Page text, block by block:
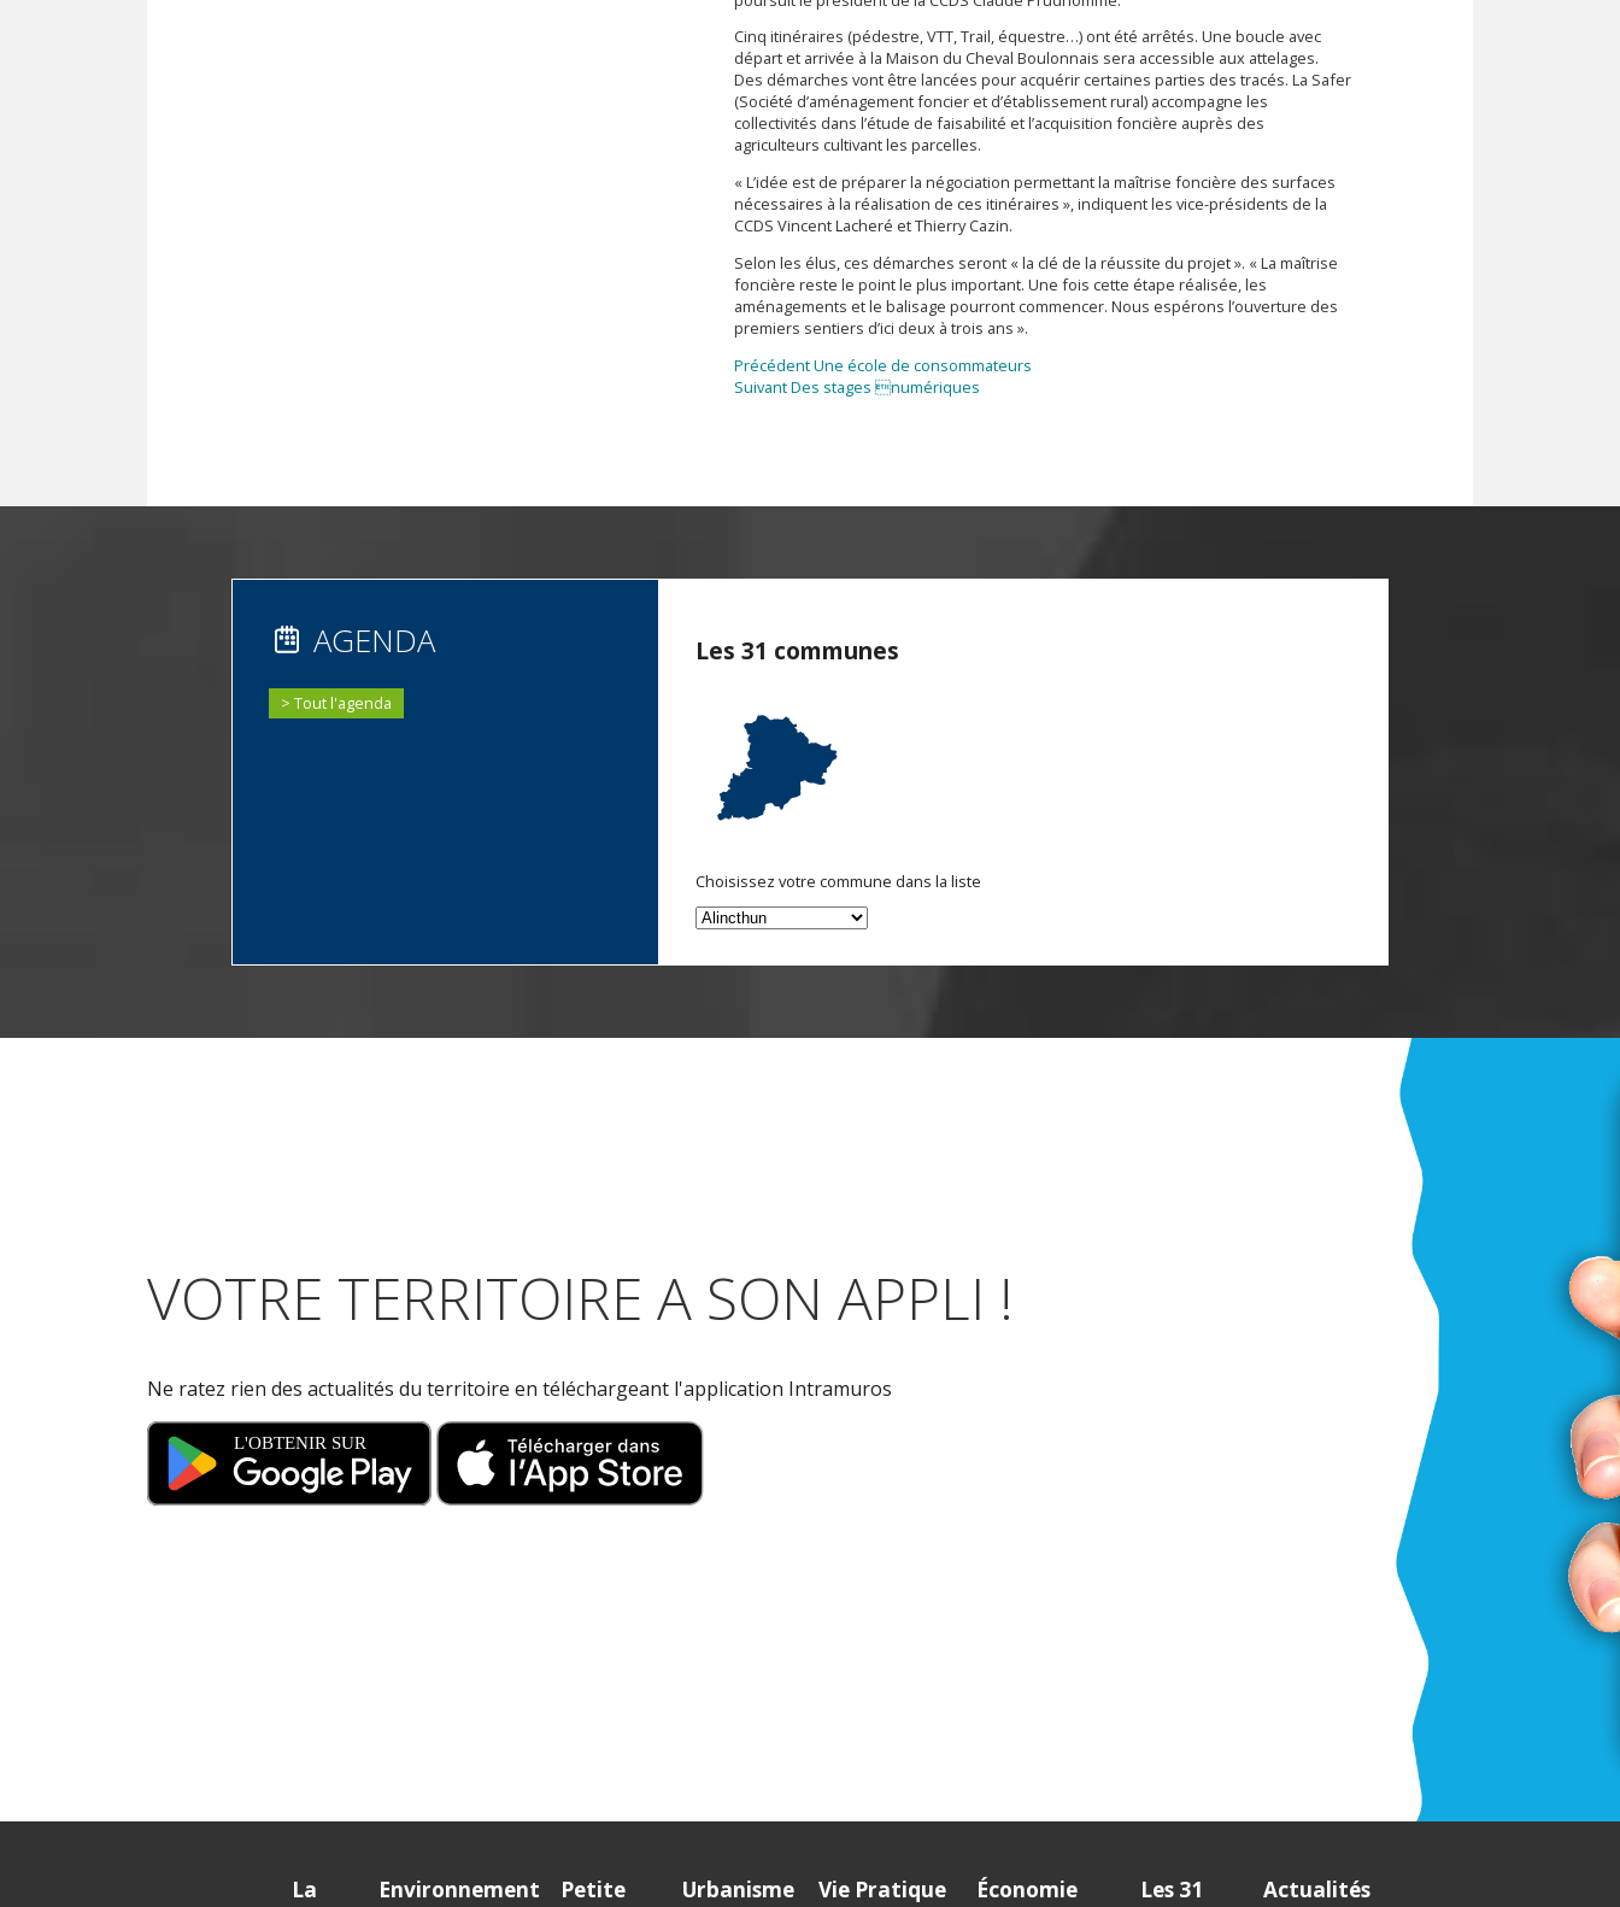
Cinq itinéraires (pédestre, VTT, Trail, équestre…) ont été arrêtés. Une boucle avec
départ et arrivée à la Maison du Cheval Boulonnais sera accessible aux attelages.
Des démarches vont être lancées pour acquérir certaines parties des tracés. La Safer
(Société d’aménagement foncier et d’établissement rural) accompagne les
collectivités dans l’étude de faisabilité et l’acquisition foncière auprès des
agriculteurs cultivant les parcelles.
« L’idée est de préparer la négociation permettant la maîtrise foncière des surfaces
nécessaires à la réalisation de ces itinéraires », indiquent les vice-présidents de la
CCDS Vincent Lacheré et Thierry Cazin.
Selon les élus, ces démarches seront « la clé de la réussite du projet ». « La maîtrise
foncière reste le point le plus important. Une fois cette étape réalisée, les
aménagements et le balisage pourront commencer. Nous espérons l’ouverture des
premiers sentiers d’ici deux à trois ans ».
Navigation
de
PrécédentArticle
précédent :
Une école de consommateurs
SuivantArticle
Des stages numériques
AGENDA
Tout l'agenda
Les 31 communes
Choisissez votre commune dans la liste
VOTRE TERRITOIRE A SON APPLI !
Ne ratez rien des actualités du territoire en téléchargeant l'application Intramuros
La
Environnement
Petite
Urbanisme Vie Pratique Économie
Les 31
Actualités